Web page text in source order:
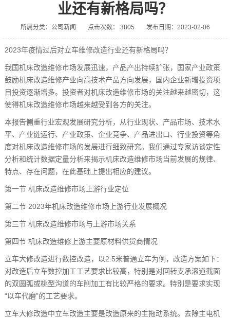
业还有新格局吗？
所属分类：公司新闻 点击次数： 3805 发布日期：2023-02-06
2023年疫情过后对立车维修改造行业还有新格局吗？
我国机床改造维修市场发展迅速，产品产出持续扩张，国家产业政策
鼓励机床改造维修产业向高技术产品方向发展，国内企业新增投资项
目投资逐渐增多。投资者对机床改造维修市场的关注越来越密切，这
使得机床改造维修市场越来越受到各方的关注。
本报告侧重行业宏观发展研究分析，从行业现状、产品市场、技术水
平、产业链运行、产业政策、企业竞争、产品进出口、行业投资等角
度对机床改造维修市场的发展进行细致研究。我们通过专家访谈定性
分析和统计数据定量分析来揭示机床改造维修市场当前发展的规律、
特点、存在问题，在此基础上提出相应的建议。
第一节 机床改造维修市场上游行业定位
第二节 2023年机床改造维修市场上游行业发展概况
第三节 机床改造维修市场与上游市场关系
第四节 机床改造维修上游主要原材料供货商情况
立车大修改造进行数控改造，以2.5米普通立车为例，改造方案如下：
对改造后立车数控加工工艺要求比较高，特别是对回转支承滚道截面
的双圆弧或桃型沟道的车削加工有比较严格的要求。特别是要求实现
“以车代磨”的工艺要求。
立车大修改造中立车改造主要是改造原来的主拖动系统。去除主电机